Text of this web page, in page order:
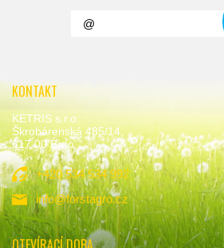
KONTAKT
KETRIS s.r.o.
Škrobárenská 485/14,
617 00 Brno
+420 534 534 992
info@forstagro.cz